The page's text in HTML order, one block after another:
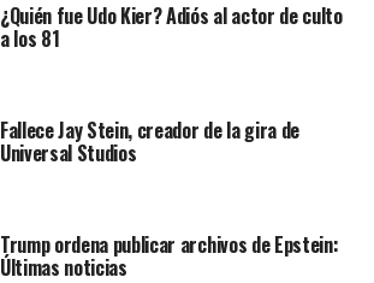
¿Quién fue Udo Kier? Adiós al actor de culto
a los 81
Fallece Jay Stein, creador de la gira de
Universal Studios
Trump ordena publicar archivos de Epstein:
Últimas noticias